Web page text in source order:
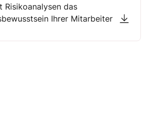
Risikoanalysen das
Ihrer Mitarbeiter